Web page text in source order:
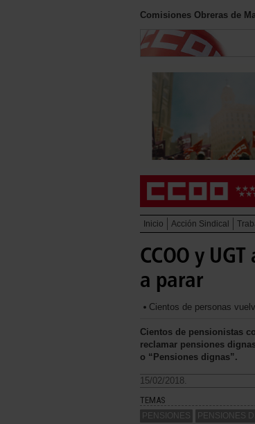
Comisiones Obreras de
Inicio Acción Sindical
CCOO y
a parar
Cientos de personas
Cientos de pensionistas
reclamar pensiones
o “Pensiones dignas”.
15/02/2018.
TEMAS
PENSIONES PENSIONES